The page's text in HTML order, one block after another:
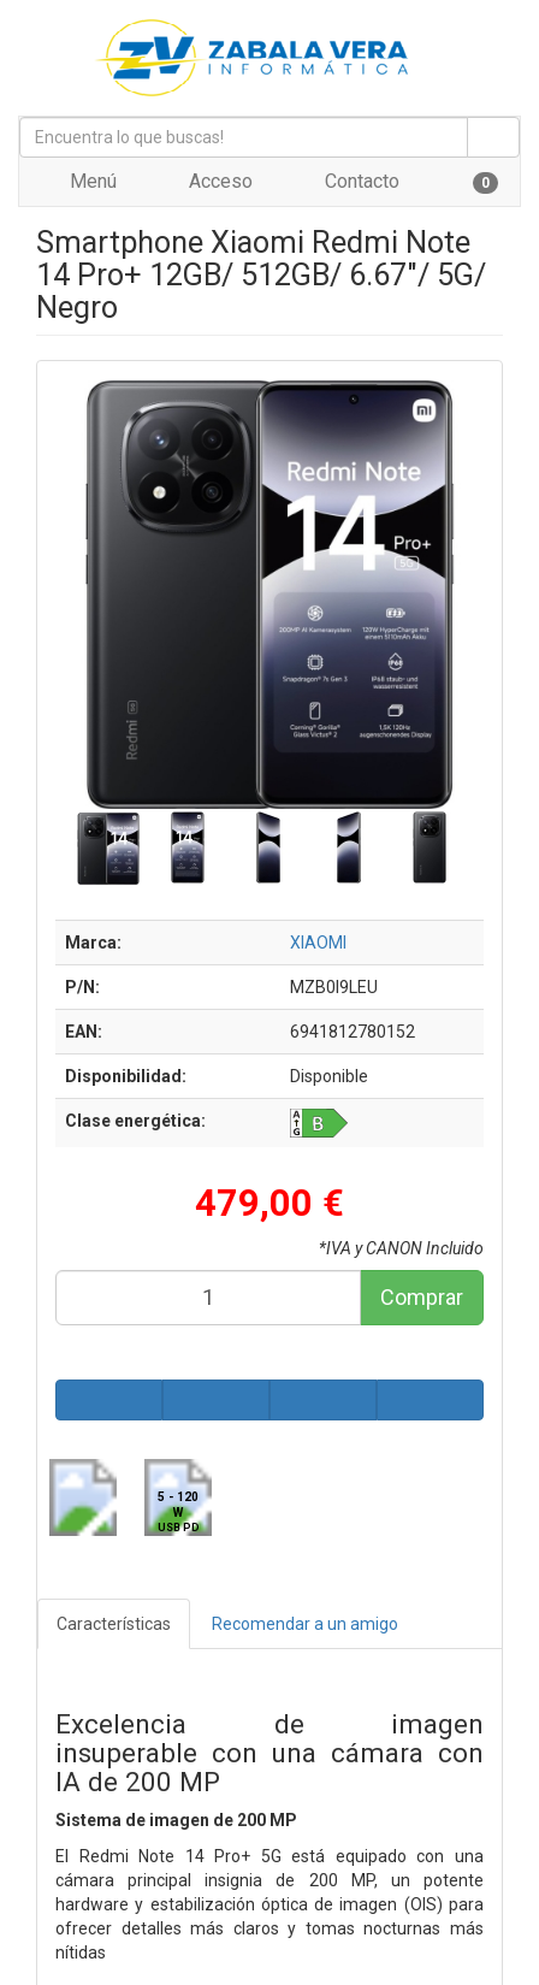
Menú Acceso Contacto 0
Smartphone Xiaomi Redmi Note
14 Pro+ 12GB/ 512GB/ 6.67"/ 5G/
Negro
Marca: XIAOMI
P/N: MZB0I9LEU
EAN: 6941812780152
Disponibilidad: Disponible
Clase energética:
479,00 €
*IVA y CANON Incluido
Comprar
5 - 120
W
USB PD
Características Recomendar a un amigo
Excelencia de imagen
insuperable con una cámara con
IA de 200 MP
Sistema de imagen de 200 MP
El Redmi Note 14 Pro+ 5G está equipado con una
cámara principal insignia de 200 MP, un potente
hardware y estabilización óptica de imagen (OIS) para
ofrecer detalles más claros y tomas nocturnas más
nítidas